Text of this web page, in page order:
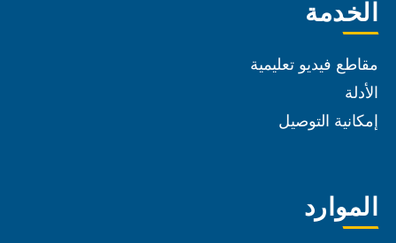
الخدمة
مقاطع فيديو تعليمية
الأدلة
إمكانية التوصيل
الموارد